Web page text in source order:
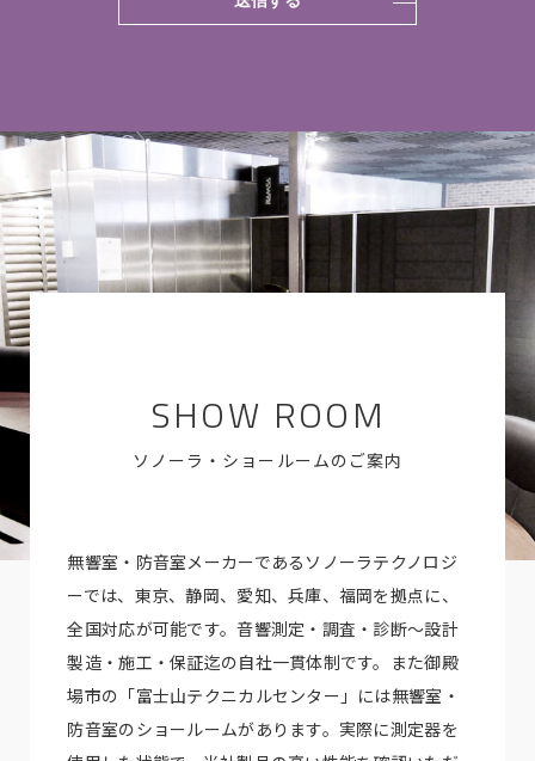
SHOW ROOM
ソノーラ・ショールームのご案内
無響室・防音室メーカーであるソノーラテクノロジ
ーでは、東京、静岡、愛知、兵庫、福岡を拠点に、
全国対応が可能です。音響測定・調査・診断～設計
製造・施工・保証迄の自社一貫体制です。また御殿
場市の「富士山テクニカルセンター」には無響室・
防音室のショールームがあります。実際に測定器を